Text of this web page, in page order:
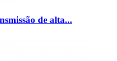
de alta...